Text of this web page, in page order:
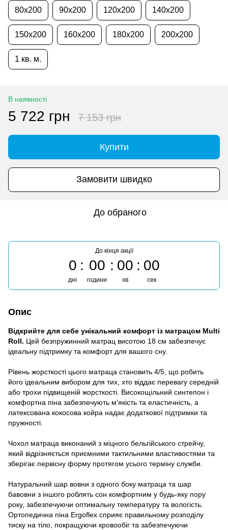
80x200 90x200 120x200 140x200
150x200 160x200 180x200 200x200
1 кв. м.
В наявності
5 722 грн 7 153 грн
Купити
Замовити швидко
До обраного
До кінця акції
0
дні
00
години
00
хв
00
сек
Опис
Відкрийте для себе унікальний комфорт із матрацом Multi
Roll. Цей безпружинний матрац висотою 18 см забезпечує
ідеальну підтримку та комфорт для вашого сну.
Рівень жорсткості цього матраца становить 4/5, що робить
його ідеальним вибором для тих, хто віддає перевагу середній
або трохи підвищеній жорсткості. Високощільний синтепон і
комфортна піна забезпечують м'якість та еластичність, а
латексована кокосова койра надає додаткової підтримки та
пружності.
Чохол матраца виконаний з міцного бельгійського стрейчу,
який відрізняється приємними тактильними властивостями та
зберігає первісну форму протягом усього терміну служби.
Натуральний шар вовни з одного боку матраца та шар
бавовни з іншого роблять сон комфортним у будь-яку пору
року, забезпечуючи оптимальну температуру та вологість.
Ортопедична піна Ergoflex сприяє правильному розподілу
тиску на тіло, покращуючи кровообіг та забезпечуючи